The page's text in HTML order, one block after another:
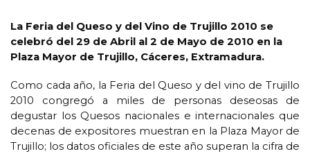
La Feria del Queso y del Vino de Trujillo 2010 se
celebró del 29 de Abril al 2 de Mayo de 2010 en la
Plaza Mayor de Trujillo, Cáceres, Extramadura.
Como cada año, la Feria del Queso y del vino de Trujillo
2010 congregó a miles de personas deseosas de
degustar los Quesos nacionales e internacionales que
decenas de expositores muestran en la Plaza Mayor de
Trujillo; los datos oficiales de este año superan la cifra de